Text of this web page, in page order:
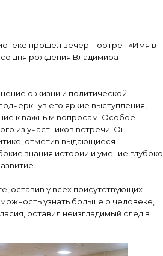
прошел вечер-портрет «Имя в
дня рождения Владимира
о жизни и политической
его яркие выступления,
к важным вопросам. Особое
из участников встречи. Он
отметив выдающиеся
знания истории и умение глубоко
оставив у всех присутствующих
узнать больше о человеке,
оставил неизгладимый след в